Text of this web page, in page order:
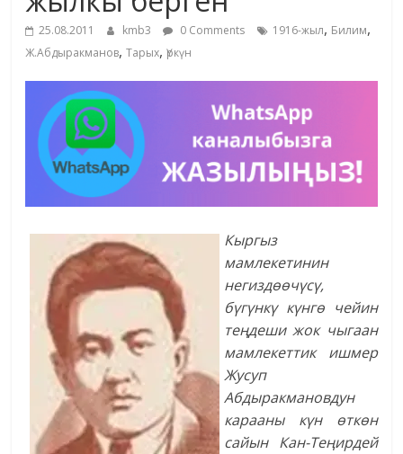
25.08.2011 kmb3 0 Comments 1916-жыл, Билим,
Ж.Абдыракманов,Тарых,Үркүн
Кыргыз
мамлекетинин
негиздөөчүсү,
бүгүнкү күнгө чейин
теңдеши жок чыгаан
мамлекеттик ишмер
Жусуп
Абдыракмановдун
карааны күн өткөн
сайын Кан-Теңирдей